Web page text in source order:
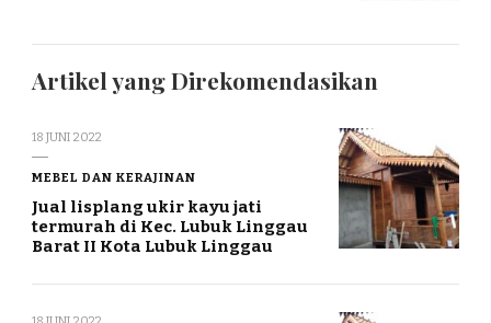
Artikel yang Direkomendasikan
18 JUNI 2022
MEBEL DAN KERAJINAN
Jual lisplang ukir kayu jati
termurah di Kec. Lubuk Linggau
Barat II Kota Lubuk Linggau